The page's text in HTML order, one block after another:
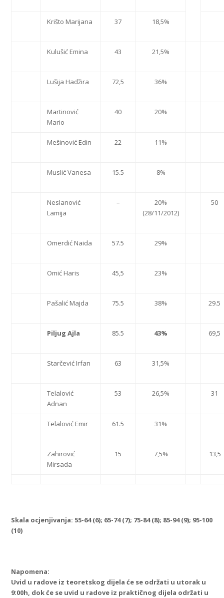
Krišto Marijana 37 18,5%
Kulušić Emina 43 21,5%
Lušija Hadžira 72,5 36%
Martinović
Mario
40 20%
Mešinović Edin 22 11%
Muslić Vanesa 15.5 8%
Neslanović
Lamija
–
20%
(28/11/2012)
50
Omerdić Naida 57.5 29%
Omić Haris 45,5 23%
Pašalić Majda 75.5 38% 29.5
Piljug Ajla 85.5 43% 69,5
Starčević Irfan 63 31,5%
Telalović
Adnan
53 26,5% 31
Telalović Emir 61.5 31%
Zahirović
Mirsada
15 7,5% 13,5
Skala ocjenjivanja: 55-64 (6); 65-74 (7); 75-84 (8); 85-94 (9); 95-100
(10)
Napomena:
Uvid u radove iz teoretskog dijelaće se održati u utorak u
9:00h, dok će se uvid u radove iz praktičnog dijela održati u